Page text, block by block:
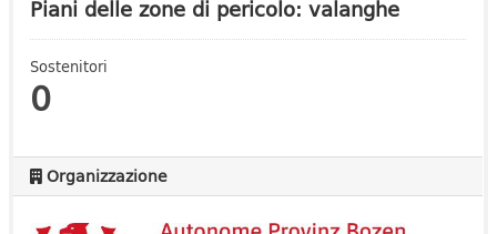
Piani delle zone di pericolo: valanghe
Sostenitori
0
Organizzazione